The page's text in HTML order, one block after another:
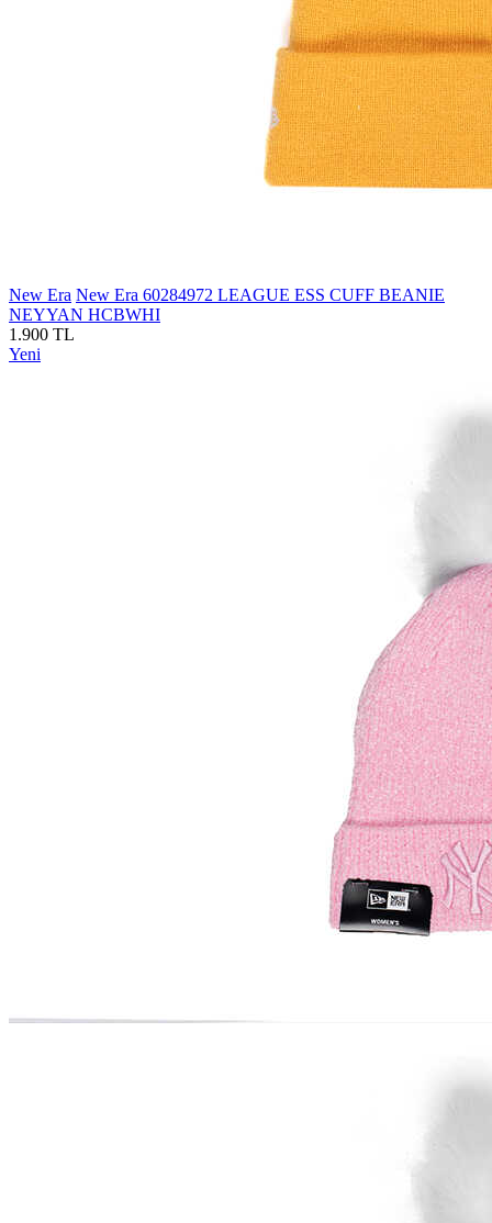
New Era New Era 60284972 LEAGUE ESS CUFF BEANIE
NEYYAN HCBWHI
1.900 TL
Yeni